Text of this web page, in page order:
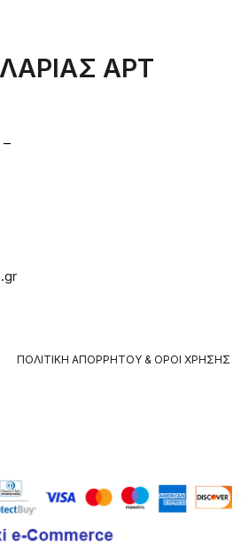
ΑΡΤ
–
ΠΟΛΙΤΙΚΉ ΑΠΟΡΡΉΤΟΥ & ΌΡΟΙ ΧΡΉΣΗΣ